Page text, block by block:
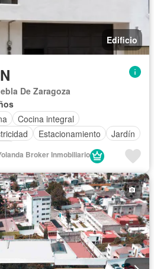
Edificio
De Zaragoza
Cocina integral
Estacionamiento
Jardín
Broker Inmobiliario